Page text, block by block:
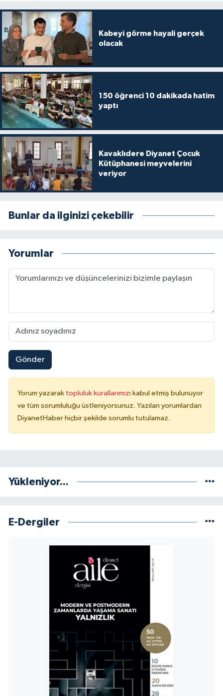
Kabeyi görme hayali gerçek
olacak
150 öğrenci 10 dakikada hatim
yaptı
Kavaklıdere Diyanet Çocuk
Kütüphanesi meyvelerini
veriyor
Bunlar da ilginizi çekebilir
Yorumlar
Gönder
Yorum yazarak topluluk kurallarımızı kabul etmiş bulunuyor
ve tüm sorumluluğu üstleniyorsunuz. Yazılan yorumlardan
DiyanetHaber hiçbir şekilde sorumlu tutulamaz.
Yükleniyor...
E-Dergiler
Karaman Müftülüğü
Kars Müftülüğü
Kastamonu Müftülüğü
Kayseri Müftülüğü
Kilis Müftülüğü
Kırıkkale Müftülüğü
Kırklareli Müftülüğü
Kırşehir Müftülüğü
Kocaeli Müftülüğü
Kütahya Müftülüğü
Mersin Müftülüğü
Muğla Müftülüğü
Muş Müftülüğü
Osmaniye Müftülüğü
Rize Müftülüğü
Sakarya Müftülüğü
Sinop Müftülüğü
Sivas Müftülüğü